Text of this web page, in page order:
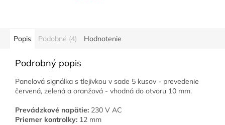
Popis Podobné (4) Hodnotenie
Podrobný popis
Panelová signálka s tlejivkou v sade 5 kusov - prevedenie
červená, zelená a oranžová - vhodná do otvoru 10 mm.
Prevádzkové napätie: 230 V AC
Priemer kontrolky: 12 mm